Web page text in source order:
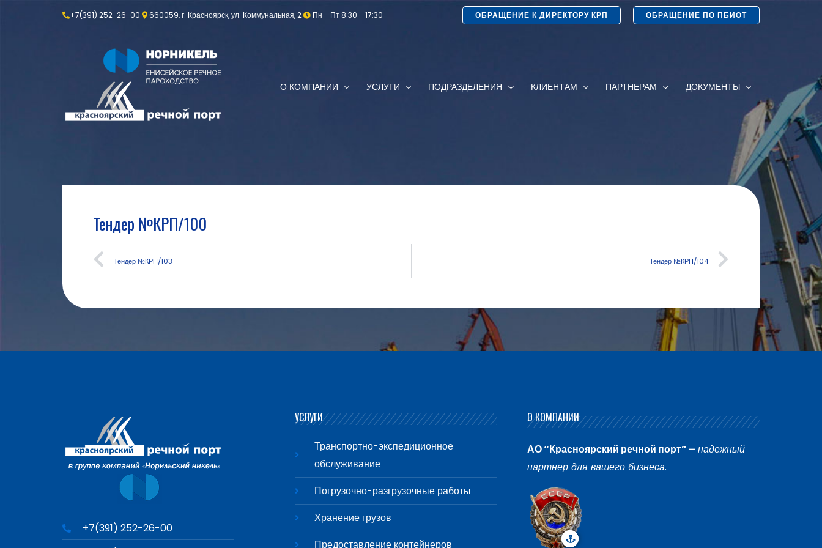
+7(391) 252-26-00 660059, г. Красноярск, ул. Коммунальная, 2 Пн - Пт 8:30 - 17:30 ОБРАЩЕНИЕ К ДИРЕКТОРУ КРП ОБРАЩЕНИЕ ПО ПБИОТ
О КОМПАНИИ УСЛУГИ ПОДРАЗДЕЛЕНИЯ КЛИЕНТАМ ПАРТНЕРАМ ДОКУМЕНТЫ
Тендер №КРП/100
Тендер №КРП/103 Тендер №КРП/104
+7(391) 252-26-00
УСЛУГИ
Транспортно-экспедиционное
обслуживание
Погрузочно-разгрузочные работы
Хранение грузов
Предоставление контейнеров
О КОМПАНИИ
АО “Красноярский речной порт” – надежный
партнер для вашего бизнеса.